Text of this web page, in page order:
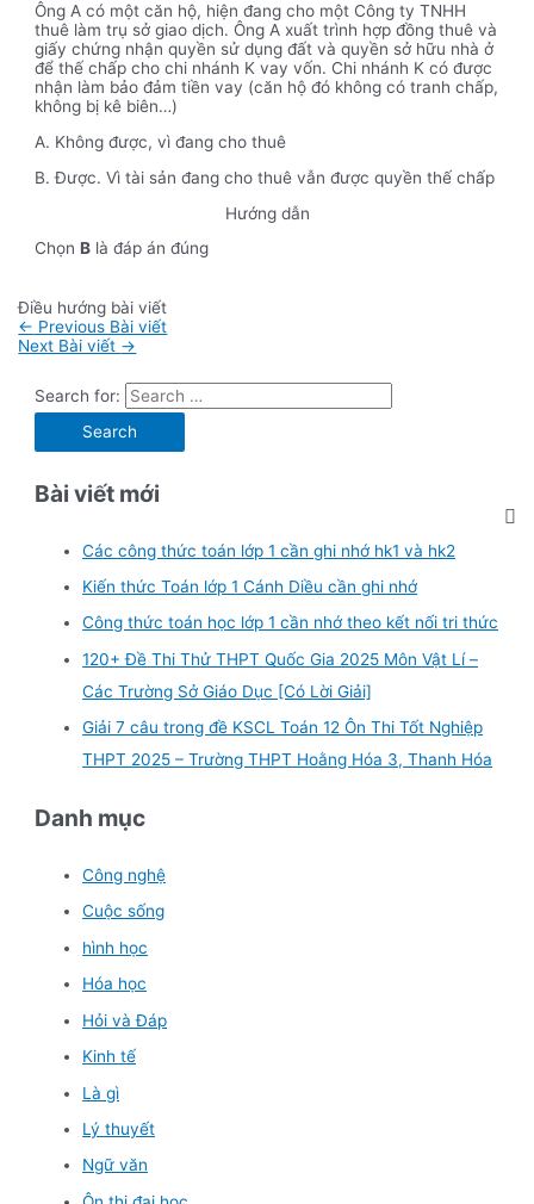
Ông A có một căn hộ, hiện đang cho một Công ty TNHH
thuê làm trụ sở giao dịch. Ông A xuất trình hợp đồng thuê và
giấy chứng nhận quyền sử dụng đất và quyền sở hữu nhà ở
để thế chấp cho chi nhánh K vay vốn. Chi nhánh K có được
nhận làm bảo đảm tiền vay (căn hộ đó không có tranh chấp,
không bị kê biên…)
A. Không được, vì đang cho thuê
B. Được. Vì tài sản đang cho thuê vẫn được quyền thế chấp
Hướng dẫn
ChọnB là đáp án đúng
Điều hướng bài viết
← Previous Bài viết
Next Bài viết →
Search for:
Bài viết mới
Các công thức toán lớp 1 cần ghi nhớ hk1 và hk2
Kiến thức Toán lớp 1 Cánh Diều cần ghi nhớ
Công thức toán học lớp 1 cần nhớ theo kết nối tri thức
120+ Đề Thi Thử THPT Quốc Gia 2025 Môn Vật Lí –
Các Trường Sở Giáo Dục [Có Lời Giải]
Giải 7 câu trong đề KSCL Toán 12 Ôn Thi Tốt Nghiệp
THPT 2025 – Trường THPT Hoằng Hóa 3, Thanh Hóa
Danh mục
Công nghệ
Cuộc sống
hình học
Hóa học
Hỏi và Đáp
Kinh tế
Là gì
Lý thuyết
Ngữ văn